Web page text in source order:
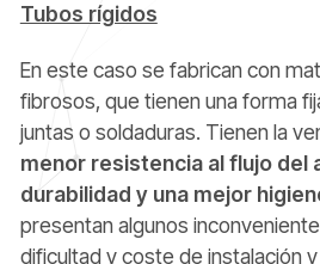
Tubos rígidos
En este caso se fabrican con
fibrosos, que tienen una forma
juntas o soldaduras. Tienen la
menor resistencia al flujo del
durabilidad y una mejor
presentan algunos
dificultad y coste de instalación